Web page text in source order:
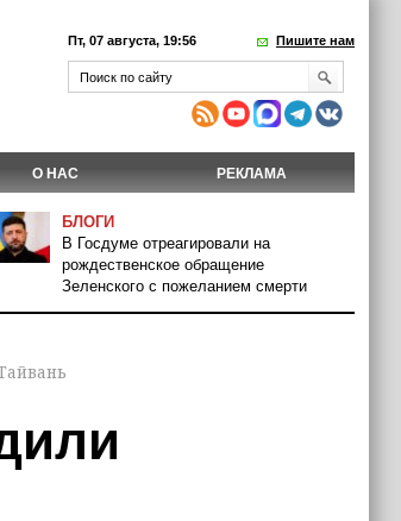
Пт, 07 августа, 19:56 Пишите нам
О НАС РЕКЛАМА
БЛОГИ
В Госдуме отреагировали на
рождественское обращение
Зеленского с пожеланием смерти